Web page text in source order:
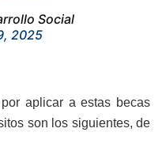
Social
2025
aplicar a estas becas
son los siguientes, de